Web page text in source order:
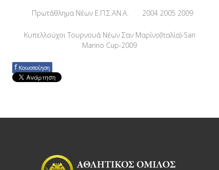
Πρωτάθλημα Νέων Ε.Π.Σ.ΑΝ.Α. 2004 2005 2009
Κυπελλούχοι Τουρνουά Νέων Σαν Μαρίνο(Ιταλία)-San
Marino Cup-2009
f Κοινοποίηση